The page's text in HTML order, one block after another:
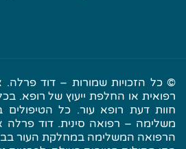
© כל הזכויות שמורות – דוד פרלה.
רפואית או החלפת ייעוץ של רופא.
חוות דעת רופא עור. כל
הרפואה המשלימה במחלקת העור